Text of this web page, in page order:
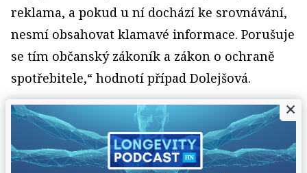
reklama, a pokud u ní dochází ke srovnávání,
nesmí obsahovat klamavé informace. Porušuje
se tím občanský zákoník a zákon o ochraně
spotřebitele,“ hodnotí případ Dolejšová.
Když uživatel proklikne na do­poručenou
službu a koupí si ji, dostává srovnávač provizi.
Nejde tedy o ne­závislé hodnocení, ale
×